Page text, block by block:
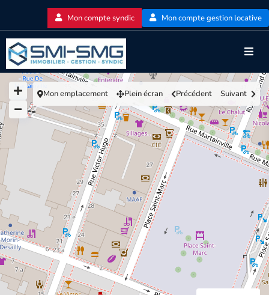
Mon compte syndic Mon compte gestion locative
Mon emplacement Plein écran Précédent Suivant